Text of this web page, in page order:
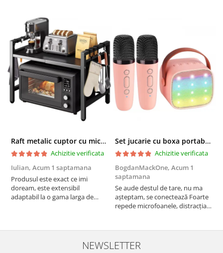
Raft metalic cuptor cu microunde, Simply Joy, 6 Carlige, Ajustabil, Raft Organizator extensibil, pentru bucatarie, casa, balcon, Etajera ajustabila cu 2 Niveluri, Anti Alunecare, Negru
Achizitie verificata
Iulian, Acum 1 saptamana
Produsul este exact ce imi
doream, este extensibil
adaptabil la o gama larga de
spatios, practic. Sunt multumit.
Set jucarie cu boxa portabila si 2 microfoane, Wireless, Bluetooth, Simply Joy, Karaoke, Copii si Adulti, Lumini LED RGB Dinamice, Roz
Achizitie verificata
BogdanMackOne, Acum 1
saptamana
Se aude destul de tare, nu ma
așteptam, se conectează Foarte
repede microfoanele, distracția
testul rezistenta!! Merita
NEWSLETTER